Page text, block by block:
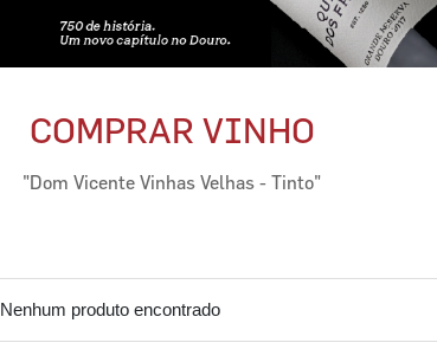
COMPRAR VINHO
"Dom Vicente Vinhas Velhas - Tinto"
Nenhum produto encontrado